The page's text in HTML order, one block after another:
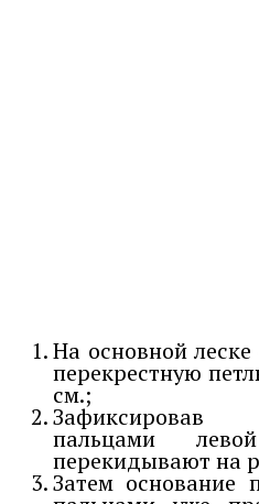
На основной
перекрестную
см.;
Зафиксировав
пальцами
перекидывают на
Затем основание